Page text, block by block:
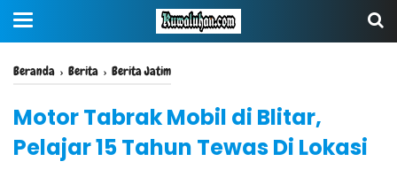
Beranda › Berita › Berita Jatim
Motor Tabrak Mobil di Blitar,
Pelajar 15 Tahun Tewas Di Lokasi